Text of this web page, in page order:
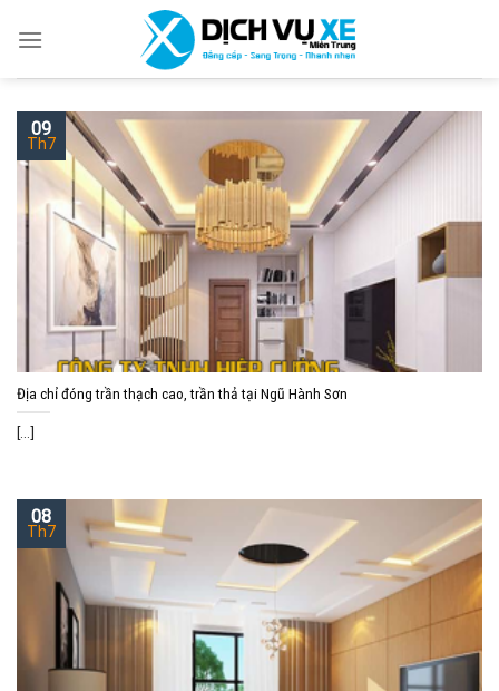
Địa chỉ đóng trần thạch cao, trần thả tại Ngũ Hành Sơn
[...]
09
Th7
08
Th7